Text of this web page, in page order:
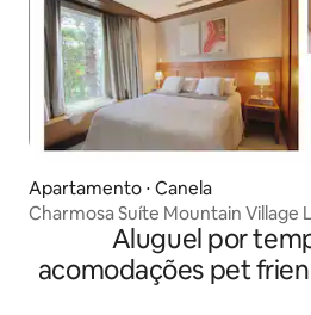
Apartamento ⋅ Canela
Charmosa Suíte Mountain Village
Aluguel por
acomodações pet